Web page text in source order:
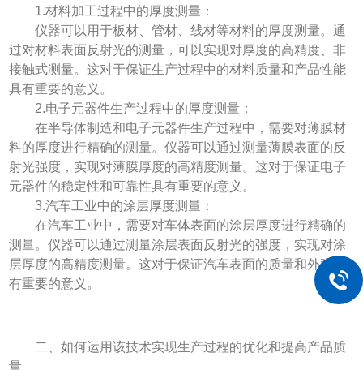
1.材料加工过程中的厚度测量：
仪器可以用于板材、管材、线材等材料的厚度测量。通
过对材料表面反射光的测量，可以实现对厚度的高精度、非
接触式测量。这对于保证生产过程中的材料质量和产品性能
具有重要的意义。
2.电子元器件生产过程中的厚度测量：
在半导体制造和电子元器件生产过程中，需要对薄膜材
料的厚度进行精确的测量。仪器可以通过测量薄膜表面的反
射光强度，实现对薄膜厚度的高精度测量。这对于保证电子
元器件的稳定性和可靠性具有重要的意义。
3.汽车工业中的涂层厚度测量：
在汽车工业中，需要对车体表面的涂层厚度进行精确的
测量。仪器可以通过测量涂层表面反射光的强度，实现对涂
层厚度的高精度测量。这对于保证汽车表面的质量和外观具
有重要的意义。
二、如何运用该技术实现生产过程的优化和提高产品质
量